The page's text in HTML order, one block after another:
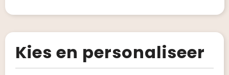
Kies en personaliseer